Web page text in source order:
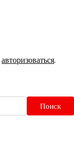
авторизоваться.
Поиск